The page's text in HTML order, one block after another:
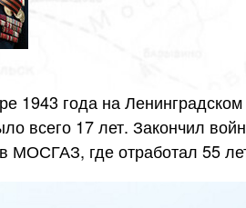
1943 года на
всего 17 лет. Закончил
МОСГАЗ, где отработал 55